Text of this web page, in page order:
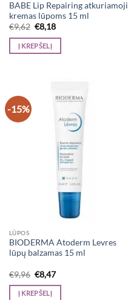
BABE Lip Repairing atkuriamoji
kremas lūpoms 15 ml
€9,62 Original
price
was:
€9,62.
€8,18Current
is:
Į KREPŠELĮ
-15%
LŪPOS
BIODERMA Atoderm Levres
lūpų balzamas 15 ml
€9,96 Original
price
was:
€9,96.
€8,47Current
Į KREPŠELĮ